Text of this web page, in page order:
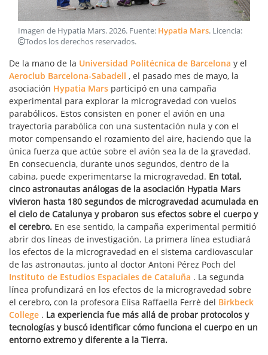
Imagen de Hypatia Mars.2026. Fuente: Hypatia Mars. Licencia:
Todos los derechos reservados.
De la mano de la Universidad Politécnica de Barcelona y el
Aeroclub Barcelona-Sabadell , el pasado mes de mayo, la
asociación Hypatia Mars participó en una campaña
experimental para explorar la microgravedad con vuelos
parabólicos. Estos consisten en poner el avión en una
trayectoria parabólica con una sustentación nula y con el
motor compensando el rozamiento del aire, haciendo que la
única fuerza que actúe sobre el avión sea la de la gravedad.
En consecuencia, durante unos segundos, dentro de la
cabina, puede experimentarse la microgravedad. En total,
cinco astronautas análogas de la asociación Hypatia Mars
vivieron hasta 180 segundos de microgravedad acumulada en
el cielo de Catalunya y probaron sus efectos sobre el cuerpo y
el cerebro. En ese sentido, la campaña experimental permitió
abrir dos líneas de investigación. La primera línea estudiará
los efectos de la microgravedad en el sistema cardiovascular
de las astronautas, junto al doctor Antoni Pérez Poch del
Instituto de Estudios Espaciales de Cataluña . La segunda
línea profundizará en los efectos de la microgravedad sobre
el cerebro, con la profesora Elisa Raffaella Ferrè del Birkbeck
College . La experiencia fue más allá de probar protocolos y
tecnologías y buscó identificar cómo funciona el cuerpo en un
entorno extremo y diferente a la Tierra.